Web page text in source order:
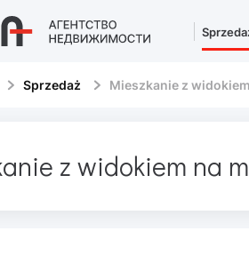
Sprzedaż Mieszkanie z
z widokiem na